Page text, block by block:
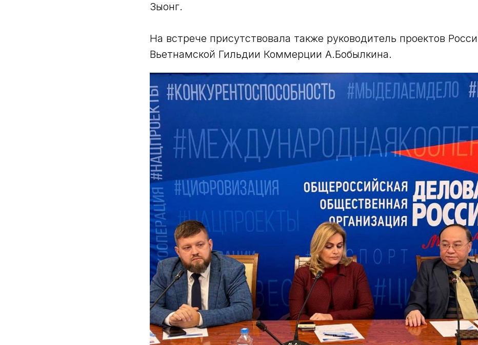
Зыонг.
На встрече присутствовала также руководитель проектов
Вьетнамской Гильдии Коммерции А.Бобылкина.